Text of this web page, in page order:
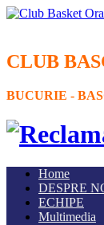
CLUB
BUCURIE -
Home
DESPRE
ECHIPE
Multimedia